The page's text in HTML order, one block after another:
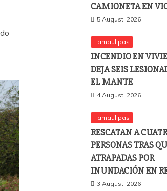
CAMIONETA EN
5 August, 2026
Tamaulipas
INCENDIO EN
DEJA SEIS
EL MANTE
4 August, 2026
Tamaulipas
RESCATAN A
PERSONAS TRAS
ATRAPADAS POR
INUNDACIÓN EN
3 August, 2026